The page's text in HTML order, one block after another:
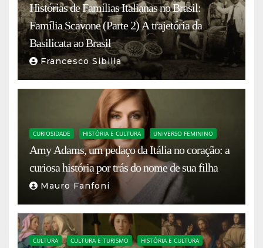
Histórias de Famílias Italianas no Brasil:
Família Scavone (Parte 2) A trajetória da
Basilicata ao Brasil
Francesco Sibilla
CURIOSIDADE HISTÓRIA E CULTURA UNIVERSO FEMININO
Amy Adams, um pedaço da Itália no coração: a
curiosa história por trás do nome de sua filha
Mauro Fanfoni
CULTURA CULTURA E TURISMO HISTÓRIA E CULTURA